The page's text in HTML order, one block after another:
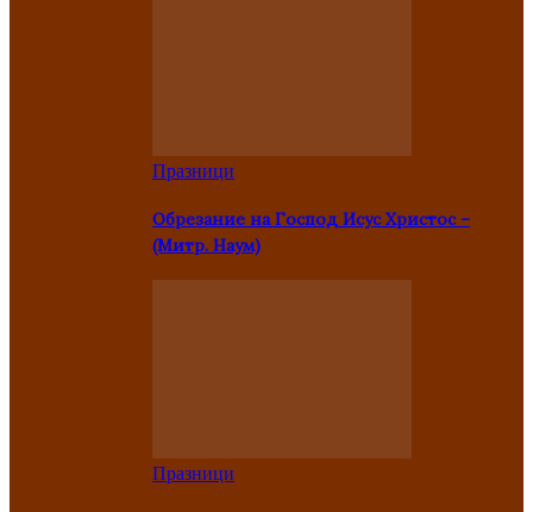
Празници
Oбрезание на Господ Исус Христос –
(Митр. Наум)
Празници